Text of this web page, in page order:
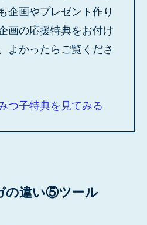
企画やプレゼント作り
画の応援特典をお付け
よかったらご覧くださ
つ子特典を見てみる
の違い⑤ツール